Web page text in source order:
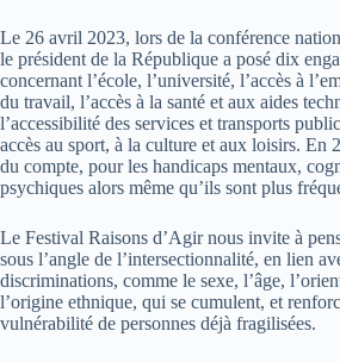
Le 26 avril 2023, lors de la conférence
le président de la République a posé dix
concernant l’école, l’université, l’accès à
du travail, l’accès à la santé et aux aides
l’accessibilité des services et transports
accès au sport, à la culture et aux loisirs. En
du compte, pour les handicaps mentaux,
psychiques alors même qu’ils sont plus
Le Festival Raisons d’Agir nous invite à
sous l’angle de l’intersectionnalité, en lien
discriminations, comme le sexe, l’âge,
l’origine ethnique, qui se cumulent, et
vulnérabilité de personnes déjà fragilisées.